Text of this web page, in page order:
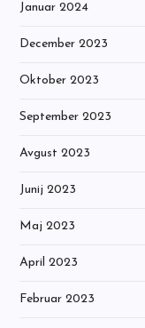
Januar 2024
December 2023
Oktober 2023
September 2023
Avgust 2023
Junij 2023
Maj 2023
April 2023
Februar 2023